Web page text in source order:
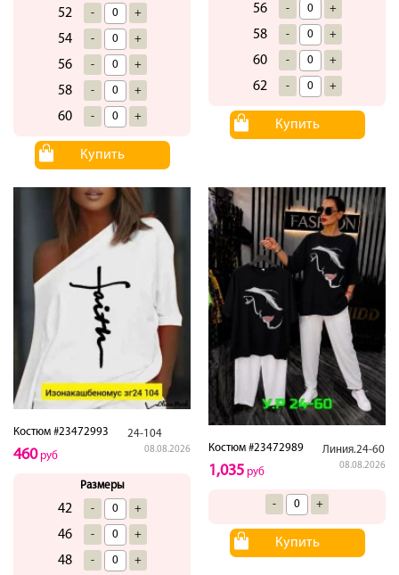
52 - +
54 - +
56 - +
58 - +
60 - +
Купить
56 - +
58 - +
60 - +
62 - +
Купить
Костюм #23472993 24-104
08.08.2026
460руб
Размеры
42 - +
46 - +
48 - +
Костюм #23472989 Линия.24-60
08.08.2026
1,035 руб
- +
Купить